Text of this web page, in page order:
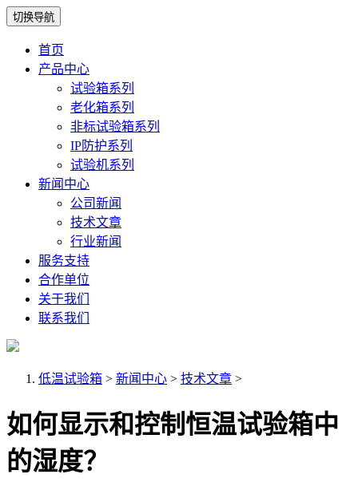
切换导航
首页
产品中心
试验箱系列
老化箱系列
非标试验箱系列
IP防护系列
试验机系列
新闻中心
公司新闻
技术文章
行业新闻
服务支持
合作单位
关于我们
联系我们
低温试验箱 > 新闻中心 > 技术文章 >
如何显示和控制恒温试验箱中
的湿度？